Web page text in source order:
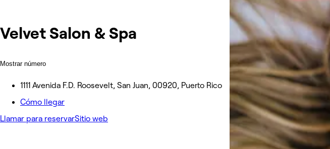
Velvet Salon & Spa
Mostrar número
1111 Avenida F.D. Roosevelt, San Juan, 00920, Puerto Rico
Cómo llegar
Llamar para reservarSitio web